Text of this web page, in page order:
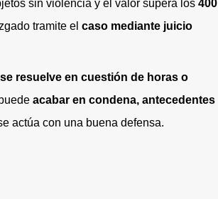
sin violencia y el valor supera los 400
tramite el caso mediante juicio
se resuelve en cuestión de horas o
acabar en condena, antecedentes
actúa con una buena defensa.